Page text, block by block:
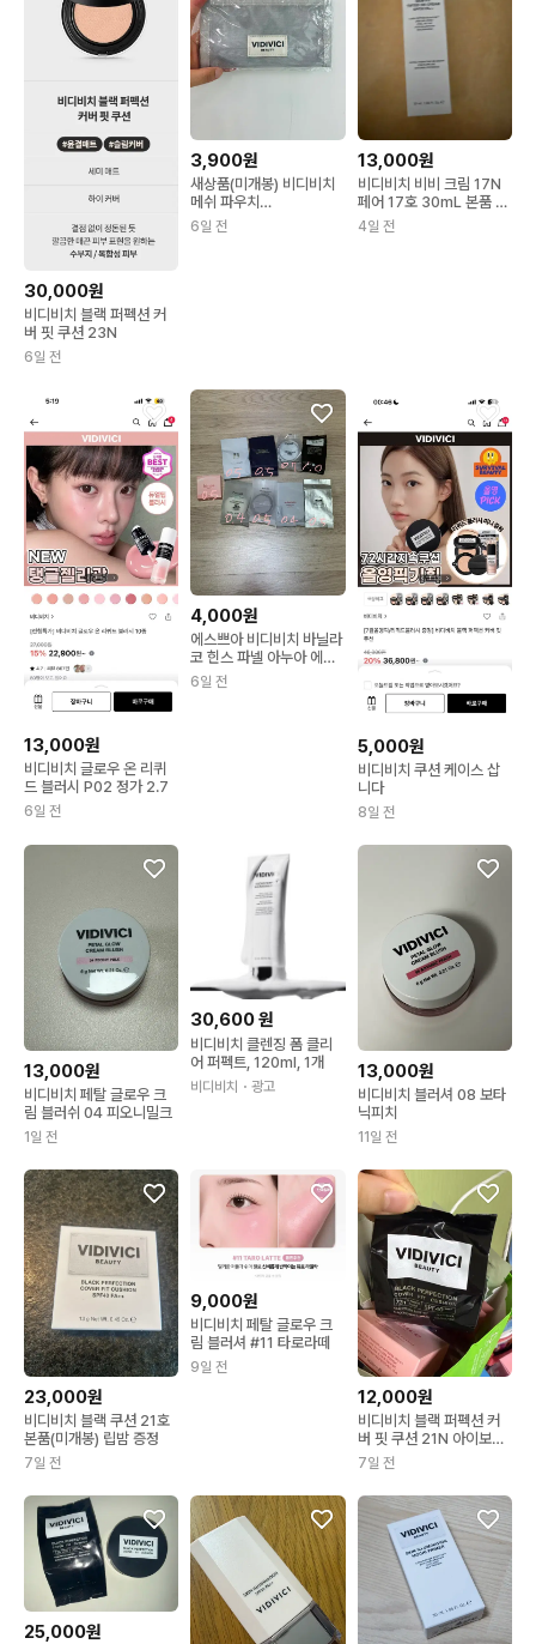
30,000원
비디비치 블랙 퍼펙션 커
버 핏 쿠션 23N
6일 전
3,900원
새상품(미개봉) 비디비치
메쉬 파우치
170*60*100mm
6일 전
13,000원
비디비치 비비 크림 17N
페어 17호 30mL 본품 미
개봉
4일 전
13,000원
비디비치 글로우 온 리퀴
드 블러시 P02 정가 2.7
6일 전
4,000원
에스쁘아 비디비치 바닐라
코 힌스 파넬 아누아 에이
지투웨니스 쿠션 리필
6일 전
5,000원
비디비치 쿠션 케이스 삽
니다
8일 전
13,000원
비디비치 페탈 글로우 크
림 블러쉬 04 피오니밀크
1일 전
30,600원
비디비치 클렌징 폼 클리
어 퍼펙트, 120ml, 1개
비디비치 ・광고
13,000원
비디비치 블러셔 08 보타
닉피치
11일 전
23,000원
비디비치 블랙 쿠션 21호
본품(미개봉) 립밤 증정
7일 전
9,000원
비디비치 페탈 글로우 크
림 블러셔 #11 타로라떼
9일 전
12,000원
비디비치 블랙 퍼펙션 커
버 핏 쿠션 21N 아이보리
리필
7일 전
25,000원